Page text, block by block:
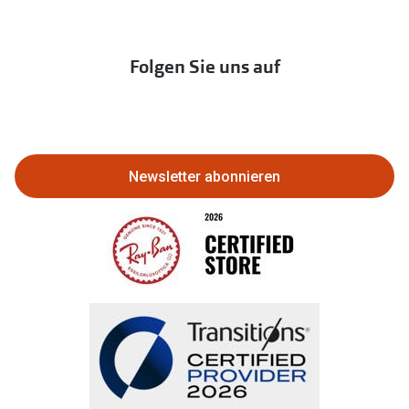
Immobilien anbieten
Abo kündigen
Bestellung widerrufen
Folgen Sie uns auf
Newsletter abonnieren